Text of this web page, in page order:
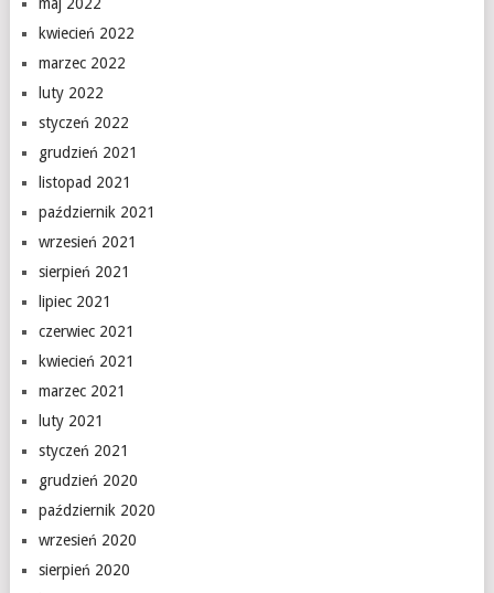
kwiecień 2022
marzec 2022
luty 2022
styczeń 2022
grudzień 2021
listopad 2021
październik 2021
wrzesień 2021
sierpień 2021
lipiec 2021
czerwiec 2021
kwiecień 2021
marzec 2021
luty 2021
styczeń 2021
grudzień 2020
październik 2020
wrzesień 2020
sierpień 2020